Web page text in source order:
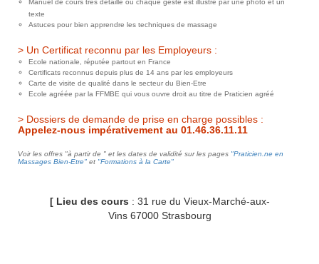
texte
Astuces pour bien apprendre les techniques de massage
> Un Certificat reconnu par les Employeurs :
Ecole nationale, réputée partout en France
Certificats reconnus depuis plus de 14 ans par les employeurs
Carte de visite de qualité dans le secteur du Bien-Etre
Ecole agréée par la FFMBE qui vous ouvre droit au titre de Praticien agréé
> Dossiers de demande de prise en charge possibles :
Appelez-nous impérativement au 01.46.36.11.11
Voir les offres "à partir de " et les dates de validité sur les pages "Praticien.ne en
Massages Bien-Etre" et "Formations à la Carte"
[ Lieu des cours : 31 rue du Vieux-Marché-aux-
Vins 67000 Strasbourg